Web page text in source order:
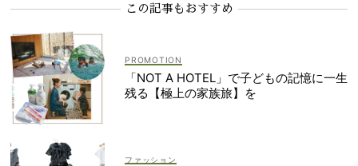
この記事もおすすめ
「NOT A HOTEL」で子どもの記憶に一生
残る【極上の家族旅】を
ファッション